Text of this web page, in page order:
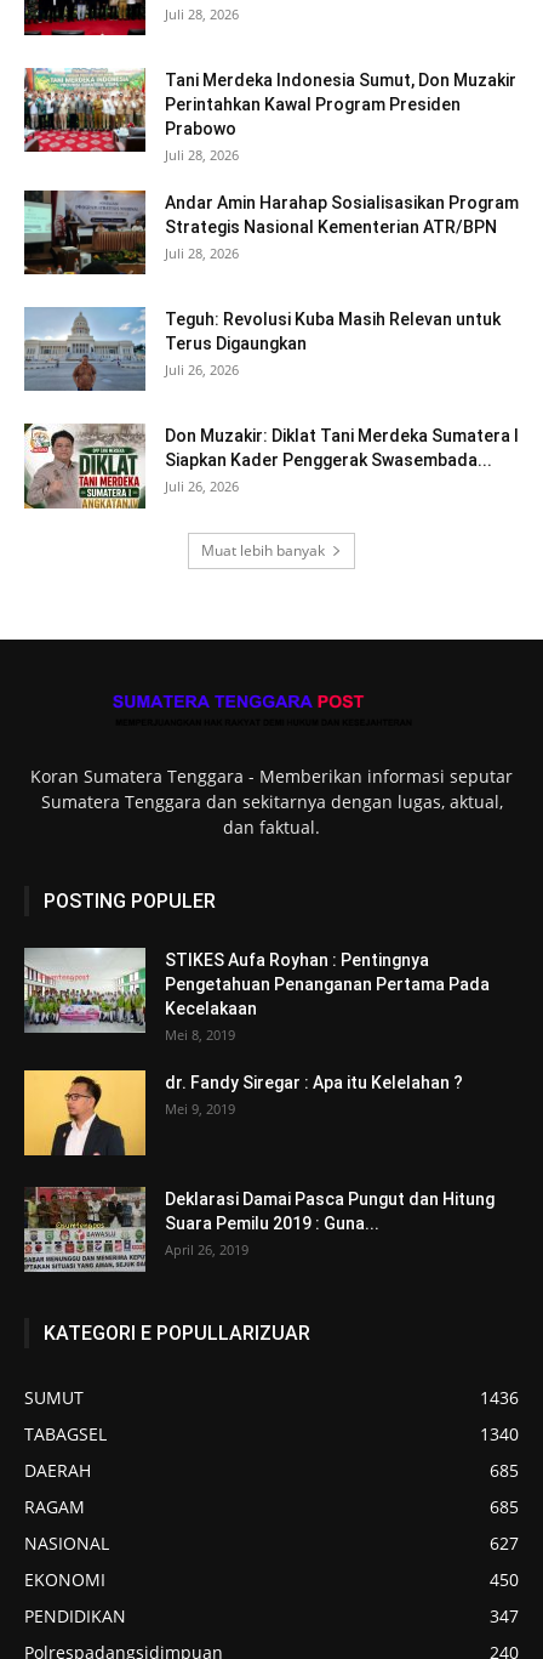
Juli 28, 2026
Tani Merdeka Indonesia Sumut, Don Muzakir
Perintahkan Kawal Program Presiden
Prabowo
Juli 28, 2026
Andar Amin Harahap Sosialisasikan Program
Strategis Nasional Kementerian ATR/BPN
Juli 28, 2026
Teguh: Revolusi Kuba Masih Relevan untuk
Terus Digaungkan
Juli 26, 2026
Don Muzakir: Diklat Tani Merdeka Sumatera I
Siapkan Kader Penggerak Swasembada...
Juli 26, 2026
Muat lebih banyak
Koran Sumatera Tenggara - Memberikan informasi seputar
Sumatera Tenggara dan sekitarnya dengan lugas, aktual,
dan faktual.
POSTING POPULER
STIKES Aufa Royhan : Pentingnya
Pengetahuan Penanganan Pertama Pada
Kecelakaan
Mei 8, 2019
dr. Fandy Siregar : Apa itu Kelelahan ?
Mei 9, 2019
Deklarasi Damai Pasca Pungut dan Hitung
Suara Pemilu 2019 : Guna...
April 26, 2019
KATEGORI E POPULLARIZUAR
SUMUT
1436
TABAGSEL
1340
DAERAH
685
RAGAM
685
NASIONAL
627
EKONOMI
450
PENDIDIKAN
347
Polrespadangsidimpuan
240